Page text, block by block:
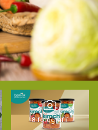
8 fotografií